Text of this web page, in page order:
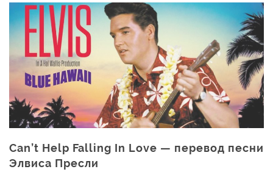
Del
Mariachi
Can’t Help Falling In Love — перевод песни
Элвиса Пресли